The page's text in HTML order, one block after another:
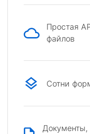
Простая
файлов
Сотни
Документы,